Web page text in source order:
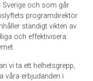
Sverige och som går
programdirektör
ständigt vikten av
och effektivisera
vi ta ett helhetsgrepp,
våra erbjudanden i